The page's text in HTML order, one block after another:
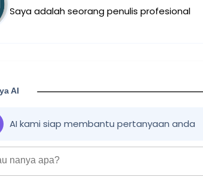
Saya adalah seorang penulis profesional
AI
AI kami siap membantu pertanyaan anda